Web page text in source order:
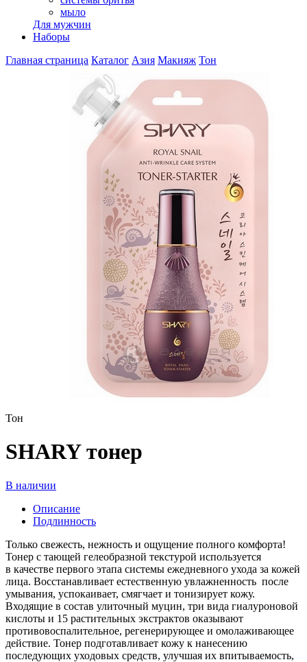
мыло
Для мужчин
Наборы
Главная страница Каталог Азия Макияж Тон
Тон
SHARY тонер
В наличии
Описание
Подлинность
Только свежесть, нежность и ощущение полного комфорта!
Тонер с тающей гелеобразной текстурой используется
в качестве первого этапа системы ежедневного ухода за кожей
лица. Восстанавливает естественную увлажненность после
умывания, успокаивает, смягчает и тонизирует кожу.
Входящие в состав улиточный муцин, три вида гиалуроновой
кислоты и 15 растительных экстрактов оказывают
противовоспалительное, регенерирующее и омолаживающее
действие. Тонер подготавливает кожу к нанесению
последующих уходовых средств, улучшая их впитываемость,